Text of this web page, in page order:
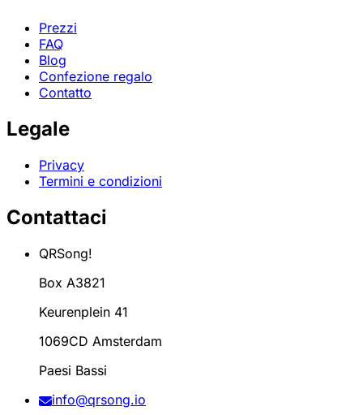
Prezzi
FAQ
Blog
Confezione regalo
Contatto
Legale
Privacy
Termini e condizioni
Contattaci
QRSong!
Box A3821
Keurenplein 41
1069CD Amsterdam
Paesi Bassi
info@qrsong.io